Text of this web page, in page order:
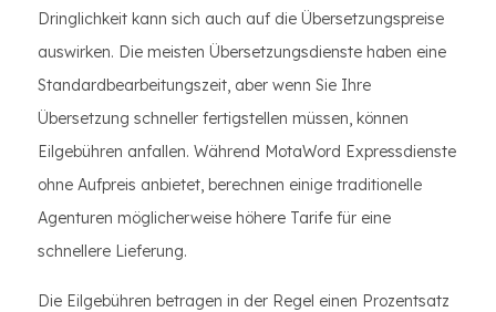
Dringlichkeit kann sich auch auf die Übersetzungspreise
auswirken. Die meisten Übersetzungsdienste haben eine
Standardbearbeitungszeit, aber wenn Sie Ihre
Übersetzung schneller fertigstellen müssen, können
Eilgebühren anfallen. Während MotaWord Expressdienste
ohne Aufpreis anbietet, berechnen einige traditionelle
Agenturen möglicherweise höhere Tarife für eine
schnellere Lieferung.
Die Eilgebühren betragen in der Regel einen Prozentsatz